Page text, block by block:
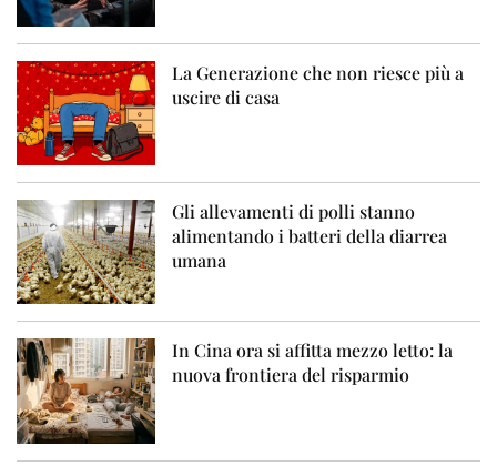
La Generazione che non riesce più a
uscire di casa
Gli allevamenti di polli stanno
alimentando i batteri della diarrea
umana
In Cina ora si affitta mezzo letto: la
nuova frontiera del risparmio